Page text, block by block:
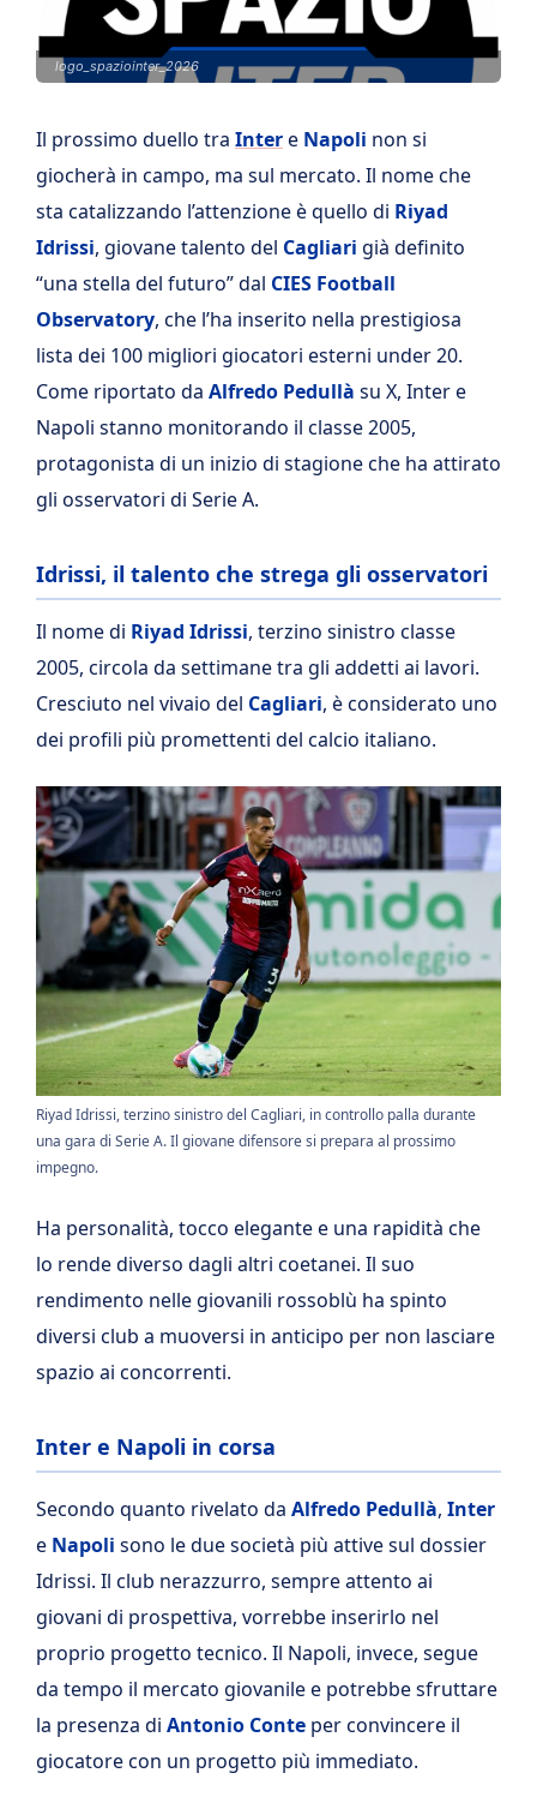
logo_spaziointer_2026
Il prossimo duello tra Intere Napoli non si
giocherà in campo, ma sul mercato. Il nome che
sta catalizzando l’attenzione è quello di Riyad
Idrissi, giovane talento del Cagliari già definito
“una stella del futuro” dal CIES Football
Observatory, che l’ha inserito nella prestigiosa
lista dei 100 migliori giocatori esterni under 20.
Come riportato da Alfredo Pedullà su X, Inter e
Napoli stanno monitorando il classe 2005,
protagonista di un inizio di stagione che ha attirato
gli osservatori di Serie A.
Idrissi, il talento che strega gli osservatori
Il nome di Riyad Idrissi, terzino sinistro classe
2005, circola da settimane tra gli addetti ai lavori.
Cresciuto nel vivaio del Cagliari, è considerato uno
dei profili più promettenti del calcio italiano.
Riyad Idrissi, terzino sinistro del Cagliari, in controllo palla durante
una gara di Serie A. Il giovane difensore si prepara al prossimo
impegno.
Ha personalità, tocco elegante e una rapidità che
lo rende diverso dagli altri coetanei. Il suo
rendimento nelle giovanili rossoblù ha spinto
diversi club a muoversi in anticipo per non lasciare
spazio ai concorrenti.
Inter e Napoli in corsa
Secondo quanto rivelato da Alfredo Pedullà, Inter
e Napoli sono le due società più attive sul dossier
Idrissi. Il club nerazzurro, sempre attento ai
giovani di prospettiva, vorrebbe inserirlo nel
proprio progetto tecnico. Il Napoli, invece, segue
da tempo il mercato giovanile e potrebbe sfruttare
la presenza di Antonio Conte per convincere il
giocatore con un progetto più immediato.